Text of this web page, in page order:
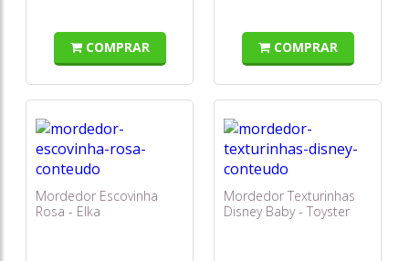
COMPRAR COMPRAR
Mordedor Escovinha
Rosa - Elka
Mordedor Texturinhas
Disney Baby - Toyster